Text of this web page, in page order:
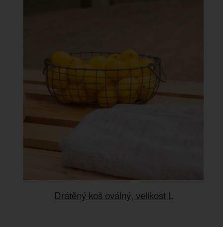
Drátěný koš oválný, velikost L